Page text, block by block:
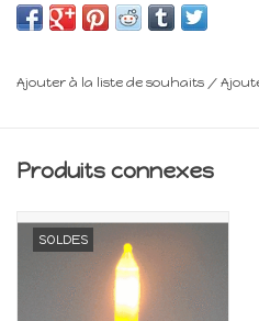
Ajouter à la liste de souhaits /
Produits connexes
SOLDES